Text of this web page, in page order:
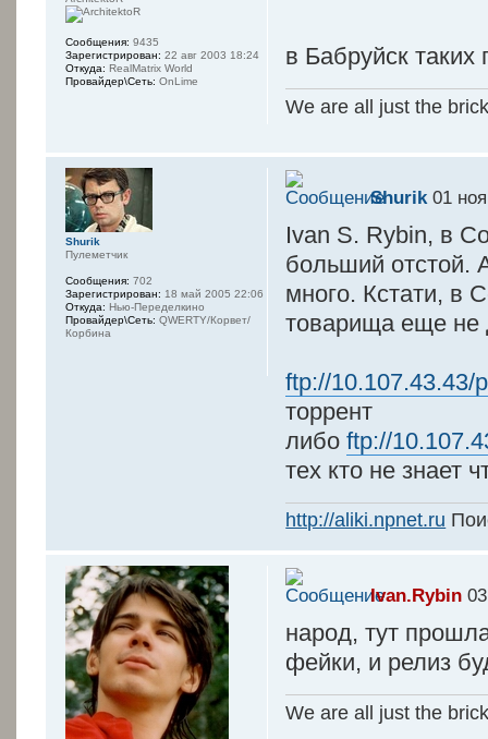
-¦--¦¦--¦-
----
-¦--
- -----------
--- ------
- -- -
--- --- ---
- -
--- --- ---
- -
--- --- ----
- -
--- --- ---
- -
--- --- ---
-
------------ -
---------------
¦¦¦ п
L-
в Бабруйск таких
We are all just the
Сообщения: 9435
Зарегистрирован: 22 авг 2003 18:24
Откуда: RealMatrix World
Провайдер\Сеть: OnLime
Shurik 01
Ivan S. Rybin, в
больший отстой.
много. Кстати, в
товарища еще не
ftp://10.107.43.43/
торрент
либоftp://
тех кто не знает
http://aliki.npnet.ru
Shurik
Пулеметчик
Сообщения: 702
Зарегистрирован: 18 май 2005 22:06
Откуда: Нью-Переделкино
Провайдер\Сеть: QWERTY/Корвет/
Корбина
Ivan.Rybin
народ, тут
фейки, и релиз
We are all just the